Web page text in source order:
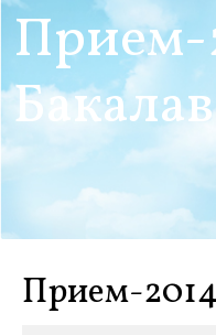
Прием-
Прием-